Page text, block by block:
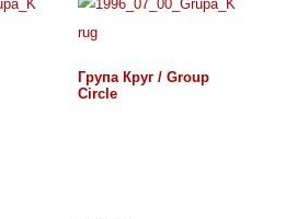
Група Круг / Group
Circle